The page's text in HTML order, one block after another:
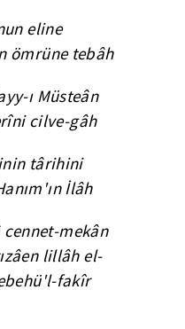
eline
ömrüne tebâh
ı Müsteân
cilve-gâh
târihini
İlâh
mekân
lillâh el-
fakîr